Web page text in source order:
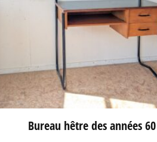
Bureau hêtre des années 60